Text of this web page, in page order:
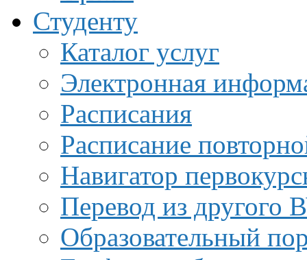
Студенту
Каталог услуг
Электронная
Расписания
Расписание
Навигатор
Перевод из другого
Образовательный